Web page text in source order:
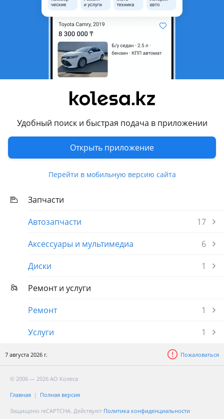
Удобный поиск и быстрая подача в приложении
Открыть приложение
Перейти в мобильную версию сайта
Комментарий продавца
Продам новую камеру 360 на ваш автомобиль!
Камера в хорошем качестве так и в изображение высокого
На фотографиях есть описание!
Все вопросы по Телефону указанному в объявление!
Перевести
Другие объявления продавца
Запчасти
Автозапчасти
17
Аксессуары и мультимедиа
6
Диски
1
Ремонт и услуги
Ремонт
1
Услуги
1
7 августа 2026 г. Пожаловаться
© 2006 — 2026 АО Колеса
Главная Полная версия
Защищено reCAPTCHA. Действуют Политика конфиденциальности